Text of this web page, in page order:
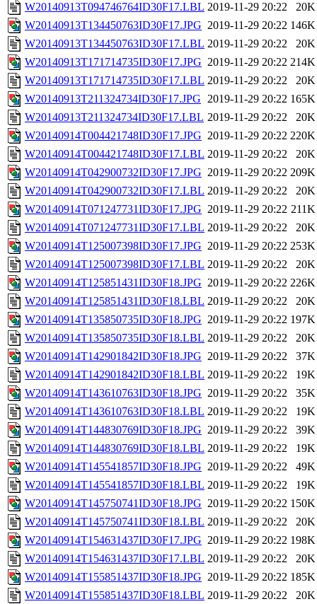
W20140913T094746764ID30F17.LBL 2019-11-29 20:22
20K
W20140913T134450763ID30F17.JPG 2019-11-29 20:22 146K
W20140913T134450763ID30F17.LBL 2019-11-29 20:22
20K
W20140913T171714735ID30F17.JPG 2019-11-29 20:22 214K
W20140913T171714735ID30F17.LBL 2019-11-29 20:22
20K
W20140913T211324734ID30F17.JPG 2019-11-29 20:22 165K
W20140913T211324734ID30F17.LBL 2019-11-29 20:22
20K
W20140914T004421748ID30F17.JPG 2019-11-29 20:22 220K
W20140914T004421748ID30F17.LBL 2019-11-29 20:22
20K
W20140914T042900732ID30F17.JPG 2019-11-29 20:22 209K
W20140914T042900732ID30F17.LBL 2019-11-29 20:22
20K
W20140914T071247731ID30F17.JPG 2019-11-29 20:22 211K
W20140914T071247731ID30F17.LBL 2019-11-29 20:22
20K
W20140914T125007398ID30F17.JPG 2019-11-29 20:22 253K
W20140914T125007398ID30F17.LBL 2019-11-29 20:22
20K
W20140914T125851431ID30F18.JPG 2019-11-29 20:22 226K
W20140914T125851431ID30F18.LBL 2019-11-29 20:22
20K
W20140914T135850735ID30F18.JPG 2019-11-29 20:22 197K
W20140914T135850735ID30F18.LBL 2019-11-29 20:22
20K
W20140914T142901842ID30F18.JPG 2019-11-29 20:22
37K
W20140914T142901842ID30F18.LBL 2019-11-29 20:22
19K
W20140914T143610763ID30F18.JPG 2019-11-29 20:22
35K
W20140914T143610763ID30F18.LBL 2019-11-29 20:22
19K
W20140914T144830769ID30F18.JPG 2019-11-29 20:22
39K
W20140914T144830769ID30F18.LBL 2019-11-29 20:22
19K
W20140914T145541857ID30F18.JPG 2019-11-29 20:22
49K
W20140914T145541857ID30F18.LBL 2019-11-29 20:22
19K
W20140914T145750741ID30F18.JPG 2019-11-29 20:22 150K
W20140914T145750741ID30F18.LBL 2019-11-29 20:22
20K
W20140914T154631437ID30F17.JPG 2019-11-29 20:22 198K
W20140914T154631437ID30F17.LBL 2019-11-29 20:22
20K
W20140914T155851437ID30F18.JPG 2019-11-29 20:22 185K
W20140914T155851437ID30F18.LBL 2019-11-29 20:22
20K